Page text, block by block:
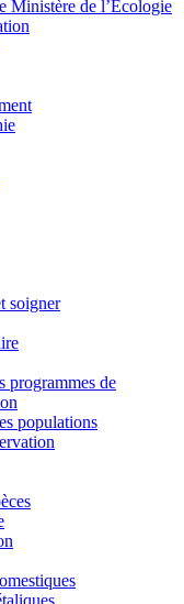
Ministère de l’Ecologie
soigner
programmes de
populations